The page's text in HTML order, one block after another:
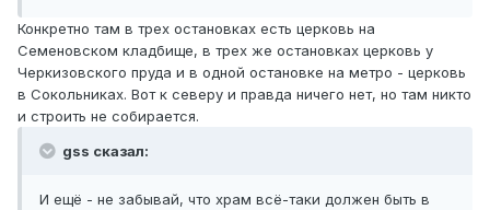
Конкретно там в трех остановках есть церковь на
Семеновском кладбище, в трех же остановках церковь у
Черкизовского пруда и в одной остановке на метро - церковь
в Сокольниках. Вот к северу и правда ничего нет, но там никто
и строить не собирается.
gss сказал:
И ещё - не забывай, что храм всё-таки должен быть в